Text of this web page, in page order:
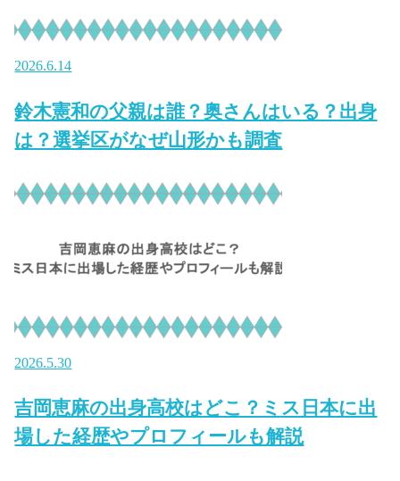
2026.6.14
鈴木憲和の父親は誰？奥さんはいる？出身
は？選挙区がなぜ山形かも調査
2026.5.30
吉岡恵麻の出身高校はどこ？ミス日本に出
場した経歴やプロフィールも解説